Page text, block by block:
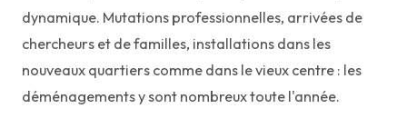
dynamique. Mutations professionnelles, arrivées de
chercheurs et de familles, installations dans les
nouveaux quartiers comme dans le vieux centre : les
déménagements y sont nombreux toute l'année.